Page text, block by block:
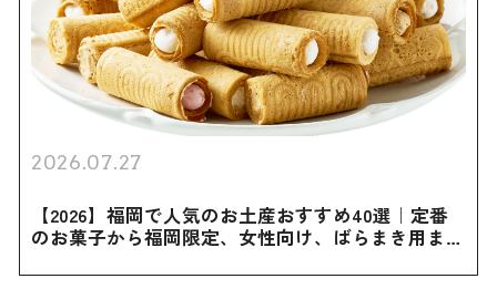
2026.07.27
【2026】福岡で人気のお土産おすすめ40選｜定番
のお菓子から福岡限定、女性向け、ばらまき用まで